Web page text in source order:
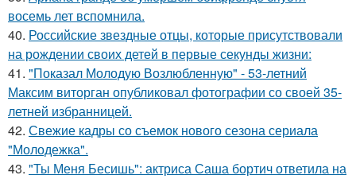
восемь лет вспомнила.
40. Российские звездные отцы, которые присутствовали
на рождении своих детей в первые секунды жизни:
41. "Показал Молодую Возлюбленную" - 53-летний
Максим виторган опубликовал фотографии со своей 35-
летней избранницей.
42. Свежие кадры со съемок нового сезона сериала
"Молодежка".
43. "Ты Меня Бесишь": актриса Саша бортич ответила на